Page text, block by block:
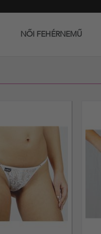
NŐI FEHÉRNEMŰ